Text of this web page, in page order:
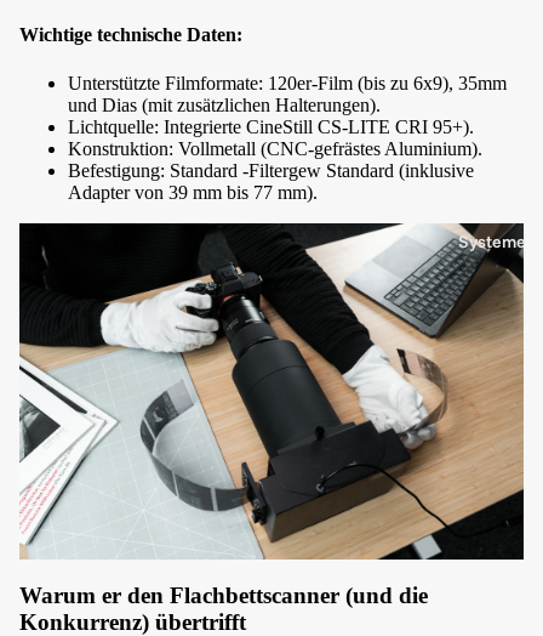
Systeme
Wichtige technische Daten:
Unterstützte Filmformate: 120er-Film (bis zu 6x9), 35mm
und Dias (mit zusätzlichen Halterungen).
Lichtquelle: Integrierte CineStill CS-LITE CRI 95+).
Konstruktion: Vollmetall (CNC-gefrästes Aluminium).
Befestigung: Standard -Filtergew Standard (inklusive
Adapter von 39 mm bis 77 mm).
Warum er den Flachbettscanner (und die
Konkurrenz) übertrifft